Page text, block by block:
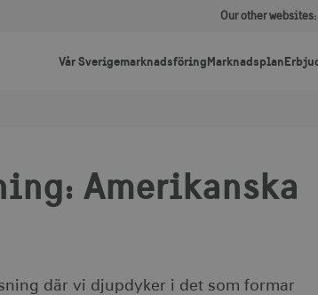
Our other websites:
Vår SverigemarknadsföringMarknadsplan
Amerikanska
där vi djupdyker i det som formar